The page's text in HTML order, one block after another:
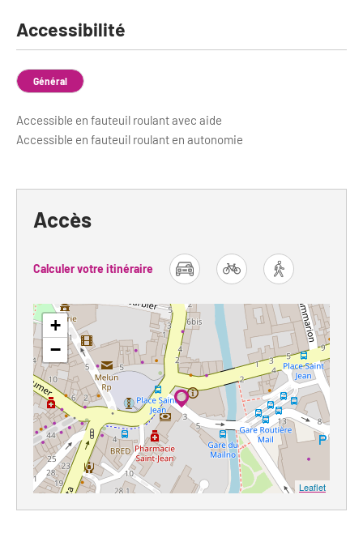
Annuaire accessibilité
Inscription à la newsletter
Institutionnels du tourisme
Grands Evènements
Accessibilité
Général
Accessible en fauteuil roulant avec aide
Accessible en fauteuil roulant en autonomie
Accès
Calculer votre itinéraire
car bike foot
+
−
Leaflet